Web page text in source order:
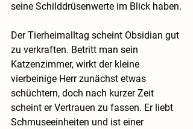
seine Schilddrüsenwerte im Blick haben.
Der Tierheimalltag scheint Obsidian gut
zu verkraften. Betritt man sein
Katzenzimmer, wirkt der kleine
vierbeinige Herr zunächst etwas
schüchtern, doch nach kurzer Zeit
scheint er Vertrauen zu fassen. Er liebt
Schmuseeinheiten und ist einer